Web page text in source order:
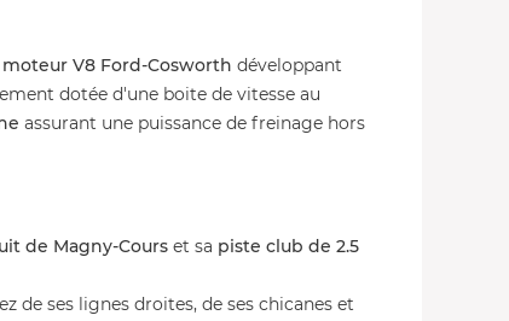
moteur V8 Ford-Cosworth développant
dotée d'une boite de vitesse au
assurant une puissance de freinage hors
de Magny-Cours et sa piste club de 2.5
de ses lignes droites, de ses chicanes et